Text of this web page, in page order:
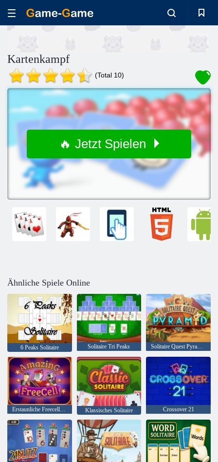
Kartenkampf
(Total 10)
🔥 Jetzt Spielen
Ähnliche Spiele Online
6 Peaks Solitaire Solitaire Tri Peaks Solitaire Quest Pyramide
Erstaunliche Freecell Solitaire Klassisches Solitaire Crossover 21